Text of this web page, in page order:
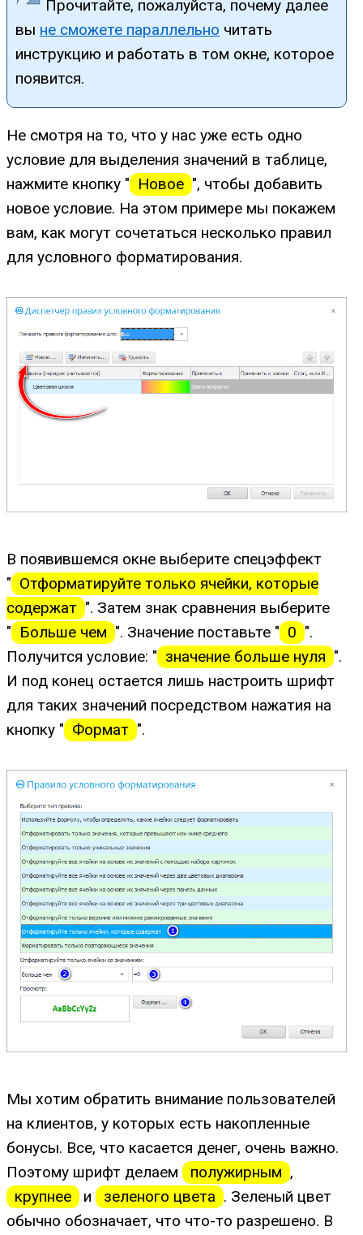
Прочитайте, пожалуйста, почему далее
вы не сможете параллельно читать
инструкцию и работать в том окне, которое
появится.
Не смотря на то, что у нас уже есть одно
условие для выделения значений в таблице,
нажмите кнопку " Новое ", чтобы добавить
новое условие. На этом примере мы покажем
вам, как могут сочетаться несколько правил
для условного форматирования.
В появившемся окне выберите спецэффект
" Отформатируйте только ячейки, которые
содержат ". Затем знак сравнения выберите
" Больше чем ". Значение поставьте " 0 ".
Получится условие: " значение больше нуля ".
И под конец остается лишь настроить шрифт
для таких значений посредством нажатия на
кнопку " Формат ".
Мы хотим обратить внимание пользователей
на клиентов, у которых есть накопленные
бонусы. Все, что касается денег, очень важно.
Поэтому шрифт делаем
полужирным ,
крупнее
и зеленого цвета . Зеленый цвет
обычно обозначает, что что-то разрешено. В